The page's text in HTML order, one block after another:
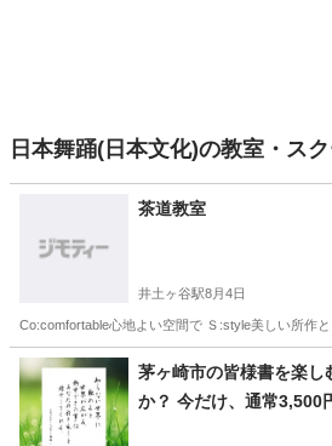
日本舞踊(日本文化)の教室・ス
茶道教室
井土ヶ谷駅8月4日
Co:comfortable心地よい空間で Ｓ:style美しい所作
神奈川 横浜市 井土ヶ谷駅 茶道
茅ヶ崎市の皆様書を楽
か？ 今だけ、通常3,500